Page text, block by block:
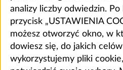
analizy liczby odwiedzin.
przycisk „USTAWIENIA
możesz otworzyć okno, w
dowiesz się, do jakich celów
wykorzystujemy pliki